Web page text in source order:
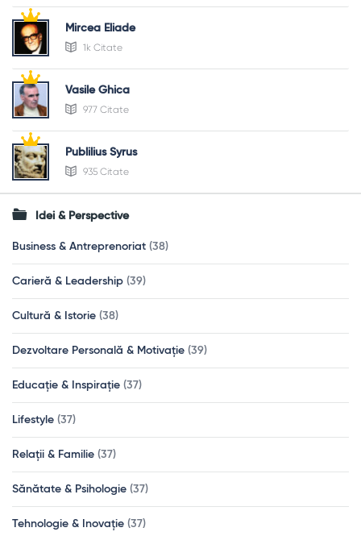
Mircea Eliade
1k Citate
Vasile Ghica
977 Citate
Publilius Syrus
935 Citate
Idei & Perspective
Business & Antreprenoriat (38)
Carieră & Leadership (39)
Cultură & Istorie (38)
Dezvoltare Personală & Motivație (39)
Educație & Inspirație (37)
Lifestyle (37)
Relații & Familie (37)
Sănătate & Psihologie (37)
Tehnologie & Inovație (37)